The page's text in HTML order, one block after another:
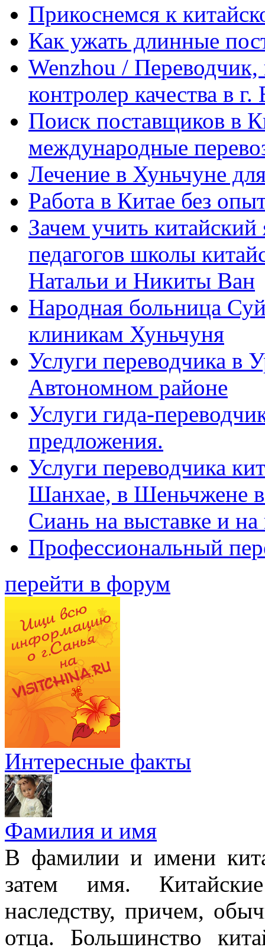
Прикоснемся к
Как ужать длинные
Wenzhou / Переводчик,
контролер качества в
Поиск поставщиков в
международные
Лечение в Хуньчуне
Работа в Китае без
Зачем учить
педагогов школы
Натальи и Никиты Ван
Народная больница
клиникам Хуньчуня
Услуги переводчика в
Автономном районе
Услуги гида-
предложения.
Услуги переводчика
Шанхае, в Шеньчжене
Сиань на выставке и
Профессиональный
перейти в форум
Интересные факты
Фамилия и имя
В фамилии и имени
затем имя.
наследству, причем,
отца. Большинство